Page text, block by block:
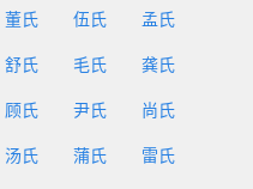
董氏 伍氏 孟氏
舒氏 毛氏 龚氏
顾氏 尹氏 尚氏
汤氏 蒲氏 雷氏